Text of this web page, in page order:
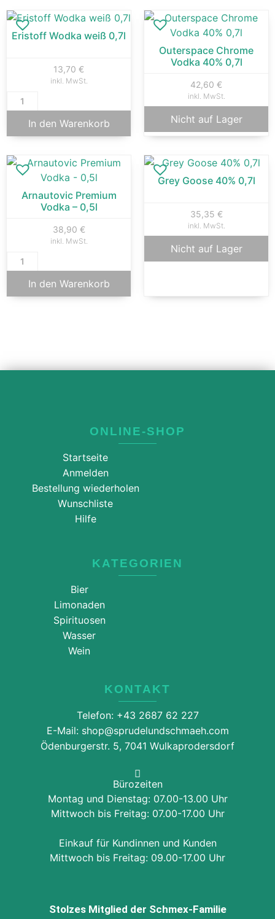
Eristoff Wodka weiß 0,7l
13,70 €
inkl. MwSt.
In den Warenkorb
Outerspace Chrome
Vodka 40% 0,7l
42,60 €
inkl. MwSt.
Nicht auf Lager
Arnautovic Premium
Vodka – 0,5l
38,90 €
inkl. MwSt.
In den Warenkorb
Grey Goose 40% 0,7l
35,35 €
inkl. MwSt.
Nicht auf Lager
ONLINE-SHOP
Startseite
Anmelden
Bestellung wiederholen
Wunschliste
Hilfe
KATEGORIEN
Bier
Limonaden
Spirituosen
Wasser
Wein
KONTAKT
Telefon: +43 2687 62 227
E-Mail: shop@sprudelundschmaeh.com
Ödenburgerstr. 5, 7041 Wulkaprodersdorf
Bürozeiten
Montag und Dienstag: 07.00-13.00 Uhr
Mittwoch bis Freitag: 07.00-17.00 Uhr
Einkauf für Kundinnen und Kunden
Mittwoch bis Freitag: 09.00-17.00 Uhr
Stolzes Mitglied der Schmex-Familie